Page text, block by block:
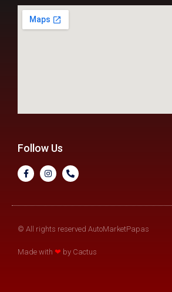
Follow Us
© All rights reserved AutoMarketPapas
Made with ❤ by Cactus​​